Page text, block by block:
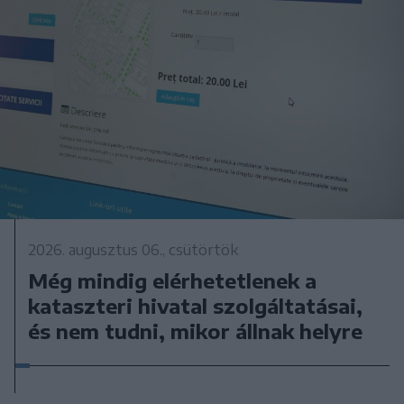
2026. augusztus 06., csütörtök
Még mindig elérhetetlenek a
kataszteri hivatal szolgáltatásai,
és nem tudni, mikor állnak helyre